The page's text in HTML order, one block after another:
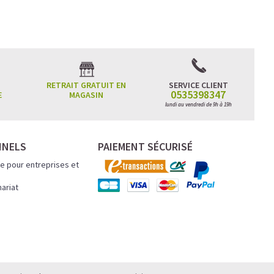
RETRAIT GRATUIT EN
MAGASIN
SERVICE CLIENT
0535398347
lundi au vendredi de 9h à 19h
pour entreprises et
PAIEMENT SÉCURISÉ